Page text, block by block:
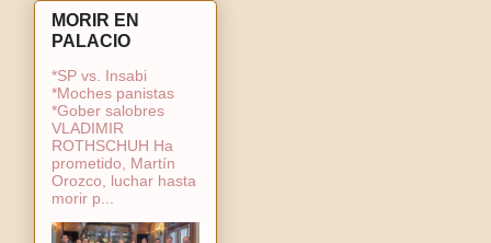
MORIR EN
PALACIO
*SP vs. Insabi
*Moches panistas
*Gober salobres
VLADIMIR
ROTHSCHUH Ha
prometido, Martín
Orozco, luchar hasta
morir p...